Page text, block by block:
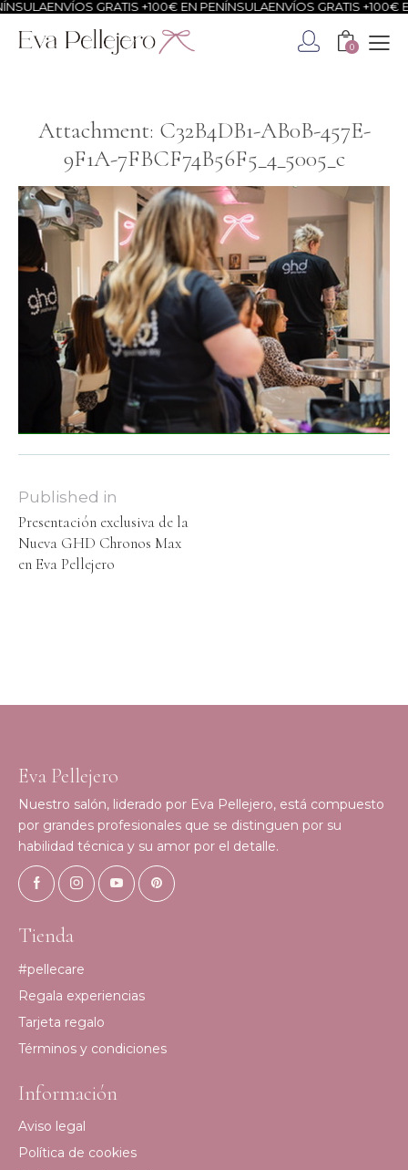
ENVÍOS GRATIS +100€ EN PENÍNSULAENVÍOS GRATIS +100€
0
Attachment: C32B4DB1-AB0B-457E-
9F1A-7FBCF74B56F5_4_5005_c
Published in
Presentación exclusiva de la
Nueva GHD Chronos Max
en Eva Pellejero
Eva Pellejero
Nuestro salón, liderado por Eva Pellejero, está compuesto
por grandes profesionales que se distinguen por su
habilidad técnica y su amor por el detalle.
Tienda
#pellecare
Regala experiencias
Tarjeta regalo
Términos y condiciones
Información
Aviso legal
Política de cookies